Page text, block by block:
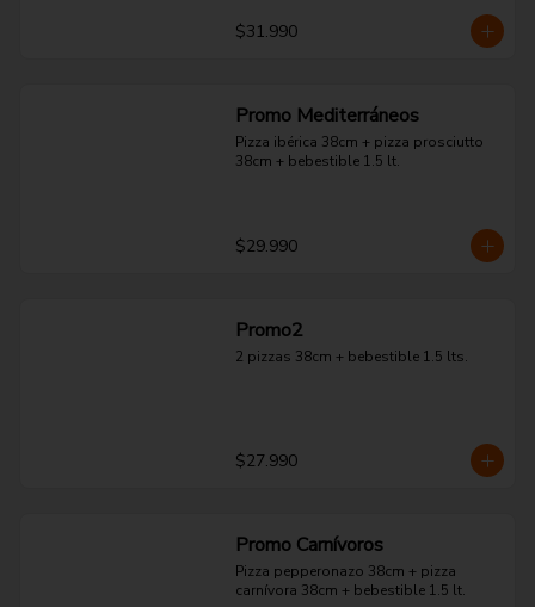
$31.990
Promo Mediterráneos
Pizza ibérica 38cm + pizza prosciutto
38cm + bebestible 1.5 lt.
$29.990
Promo2
2 pizzas 38cm + bebestible 1.5 lts.
$27.990
Promo Carnívoros
Pizza pepperonazo 38cm + pizza
carnívora 38cm + bebestible 1.5 lt.